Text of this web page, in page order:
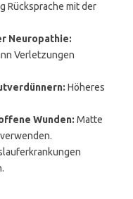
Rücksprache mit der
Neuropathie:
Verletzungen
Höheres
Wunden: Matte